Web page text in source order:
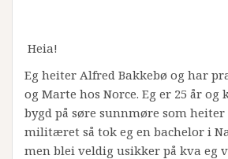
Heia!
Eg heiter Alfred Bakkebø og har
og Marte hos Norce. Eg er 25 år
bygd på søre sunnmøre som
militæret så tok eg en bachelor i
men blei veldig usikker på kva eg